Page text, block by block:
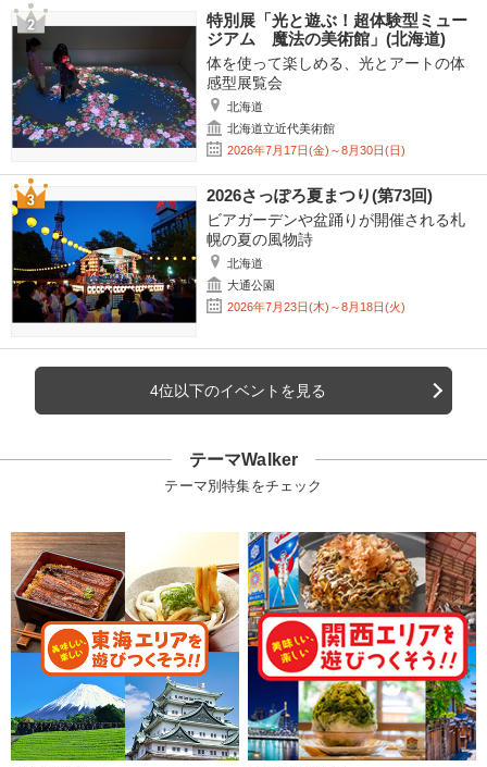
特別展「光と遊ぶ！超体験型ミュー
ジアム 魔法の美術館」(北海道)
体を使って楽しめる、光とアートの体
感型展覧会
北海道
北海道立近代美術館
2026年7月17日(金)～8月30日(日)
2026さっぽろ夏まつり(第73回)
ビアガーデンや盆踊りが開催される札
幌の夏の風物詩
北海道
大通公園
2026年7月23日(木)～8月18日(火)
4位以下のイベントを見る
テーマWalker
テーマ別特集をチェック